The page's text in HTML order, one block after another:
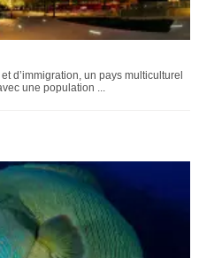
d’immigration, un pays multiculturel
une population ...